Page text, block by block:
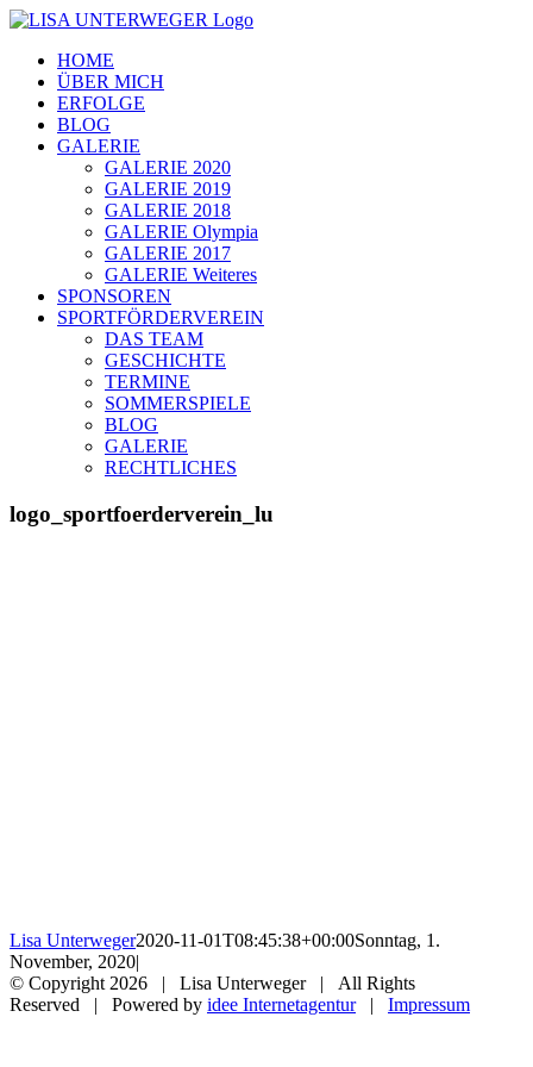
Zum
springenHOME
ÜBER MICH
ERFOLGE
BLOG
GALERIE
GALERIE 2020
GALERIE 2019
GALERIE 2018
GALERIE Olympia
GALERIE 2017
GALERIE Weiteres
SPONSOREN
SPORTFÖRDERVEREIN
DAS TEAM
GESCHICHTE
TERMINE
SOMMERSPIELE
BLOG
GALERIE
RECHTLICHES
logo_sportfoerderverein_lu
Lisa Unterweger2020-11-01T08:45:38+00:00Sonntag, 1.
November, 2020|
© Copyright2026 | Lisa Unterweger | All Rights
Reserved | Powered by idee Internetagentur| Impressum